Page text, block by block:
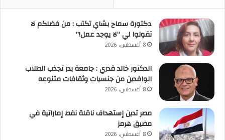
دكتورة سماح بشاي تكتب : من فضلكم لا
تقولوا لي “لا يوجد عمل!”
8 أغسطس، 2026
الدكتور خالد قدري : جامعة بدر تجذب الطلاب
الوافدين من جنسيات وثقافات متنوعه
8 أغسطس، 2026
مصر تدين إستهداف ناقلة نفط إماراتية في
مضيق هرمز
8 أغسطس، 2026